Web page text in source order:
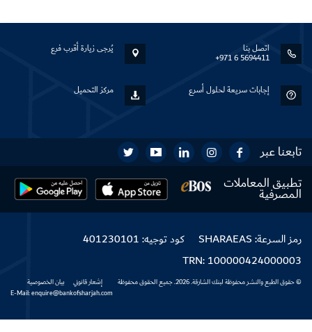
اتصل بنا
+971 6 5694411
يُرجى زيارة أقرب فرع
إجابات سريعة لحلول أسرع مركز التحميل
تابعنا عبر
تطبيق المعاملات
المصرفية
رمز السرعة: SHARAEAS
كود توجيه: 401230101
TRN: 100000424000003
© حقوق الطبع والنشر محفوظة لبنك الشارقة. 2026. جميع الحقوق محفوظة إشعار قانوني
بيان الخصوصية
E-Mail: enquire@bankofsharjah.com